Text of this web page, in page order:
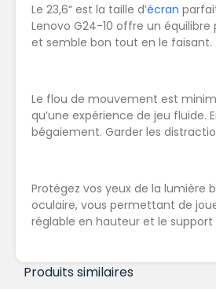
Le 23,6“ est la taille d’écran
Lenovo G24-10 offre un
et semble bon tout en le faisant.
Le flou de mouvement est
qu’une expérience de jeu fluide.
bégaiement. Garder les
Protégez vos yeux de la lumière
oculaire, vous permettant de
réglable en hauteur et le
Produits similaires